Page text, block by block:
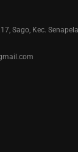
Sago, Kec.